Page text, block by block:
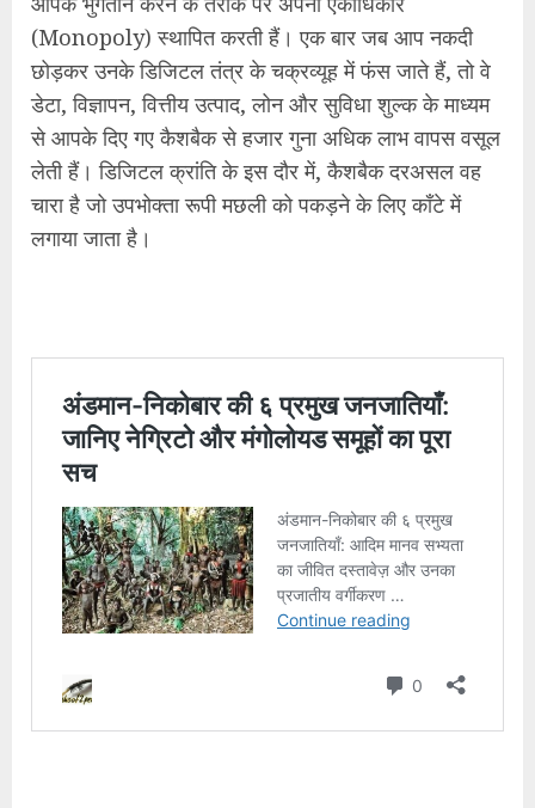
(Monopoly) स्थापित करती हैं। एक बार जब आप नकदी
छोड़कर उनके डिजिटल तंत्र के चक्रव्यूह में फंस जाते हैं, तो वे
डेटा, विज्ञापन, वित्तीय उत्पाद, लोन और सुविधा शुल्क के माध्यम
से आपके दिए गए कैशबैक से हजार गुना अधिक लाभ वापस वसूल
लेती हैं। डिजिटल क्रांति के इस दौर में, कैशबैक दरअसल वह
चारा है जो उपभोक्ता रूपी मछली को पकड़ने के लिए काँटे में
लगाया जाता है।